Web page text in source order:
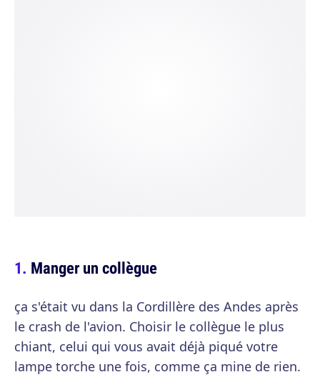
Manger un collègue
ça s'était vu dans la Cordillère des Andes après
le crash de l'avion. Choisir le collègue le plus
chiant, celui qui vous avait déjà piqué votre
lampe torche une fois, comme ça mine de rien.